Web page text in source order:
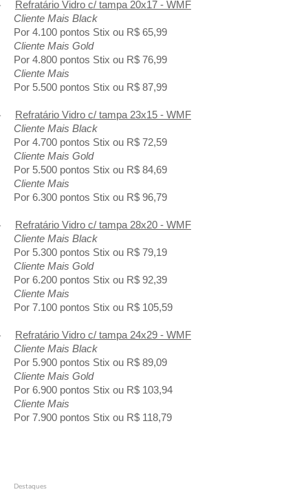
Refratário Vidro c/ tampa 20x17 - WMF
Cliente Mais Black
Por 4.100 pontos Stix ou R$ 65,99
Cliente Mais Gold
Por 4.800 pontos Stix ou R$ 76,99
Cliente Mais
Por 5.500 pontos Stix ou R$ 87,99
Refratário Vidro c/ tampa 23x15 - WMF
Cliente Mais Black
Por 4.700 pontos Stix ou R$ 72,59
Cliente Mais Gold
Por 5.500 pontos Stix ou R$ 84,69
Cliente Mais
Por 6.300 pontos Stix ou R$ 96,79
Refratário Vidro c/ tampa 28x20 - WMF
Cliente Mais Black
Por 5.300 pontos Stix ou R$ 79,19
Cliente Mais Gold
Por 6.200 pontos Stix ou R$ 92,39
Cliente Mais
Por 7.100 pontos Stix ou R$ 105,59
Refratário Vidro c/ tampa 24x29 - WMF
Cliente Mais Black
Por 5.900 pontos Stix ou R$ 89,09
Cliente Mais Gold
Por 6.900 pontos Stix ou R$ 103,94
Cliente Mais
Por 7.900 pontos Stix ou R$ 118,79
Destaques